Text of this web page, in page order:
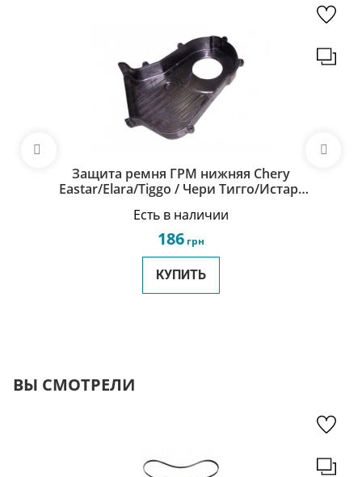
Защита ремня ГРМ нижняя Chery
Eastar/Elara/Tiggo / Чери Тигго/Истар/
Есть в наличии
186 грн
КУПИТЬ
ВЫ СМОТРЕЛИ